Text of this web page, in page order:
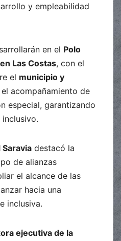
y empleabilidad
en el Polo
Las Costas, con el
el municipio y
el acompañamiento de
especial, garantizando
destacó la
de alianzas
el alcance de las
hacia una
inclusiva.
ejecutiva de la